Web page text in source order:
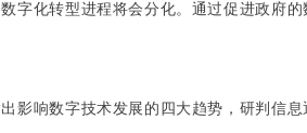
字化转型进程将会分化。通过促进政府
影响数字技术发展的四大趋势，研判信